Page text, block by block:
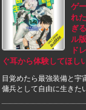
ゲ
れ
ぎ
ル
ド
ぐ耳から体験してほし
目覚めたら最強装備と宇
傭兵として自由に生きた